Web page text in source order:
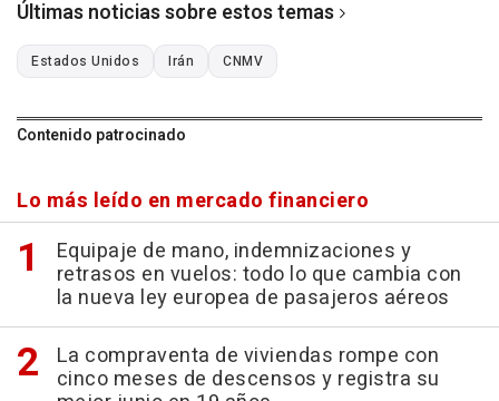
Últimas noticias sobre estos temas
Estados Unidos Irán CNMV
Contenido patrocinado
Lo más leído en mercado financiero
Equipaje de mano, indemnizaciones y
retrasos en vuelos: todo lo que cambia con
la nueva ley europea de pasajeros aéreos
La compraventa de viviendas rompe con
cinco meses de descensos y registra su